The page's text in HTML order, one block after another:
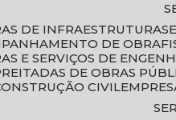
DE INFRAESTRUTURA
DE OBRA
E SERVIÇOS DE
DE OBRAS
CIVIL